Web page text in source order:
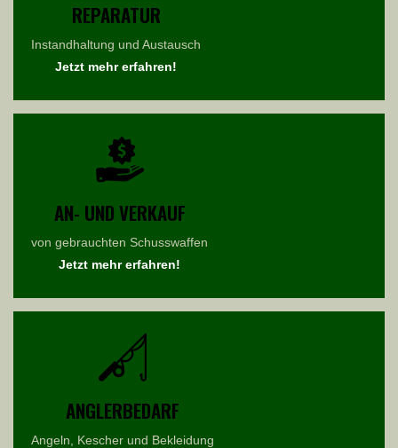
REPARATUR
Instandhaltung und Austausch
Jetzt mehr erfahren!
AN- UND VERKAUF
von gebrauchten Schusswaffen
Jetzt mehr erfahren!
ANGLERBEDARF
Angeln, Kescher und Bekleidung